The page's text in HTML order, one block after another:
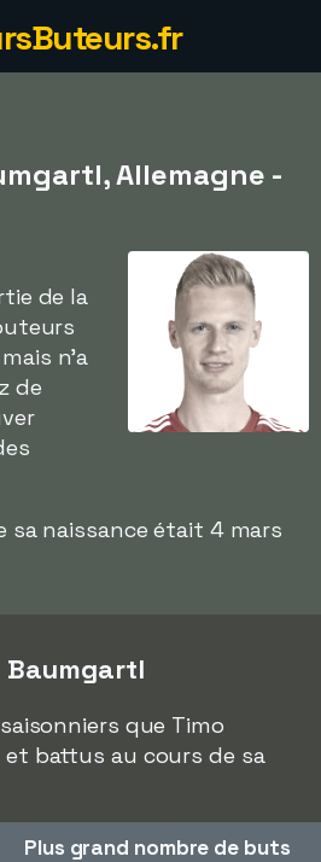
Allemagne -
de la
n'a
de
sa naissance était 4 mars
Baumgartl
que Timo
battus au cours de sa
Plus grand nombre de buts